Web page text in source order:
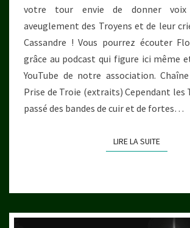
votre tour envie de donner voix
aveuglement des Troyens et de leur
Cassandre ! Vous pourrez écouter
grâce au podcast qui figure ici même
YouTube de notre association.
Prise de Troie (extraits) Cependant les
passé des bandes de cuir et de fortes…
LIRE LA SUITELIRE LA